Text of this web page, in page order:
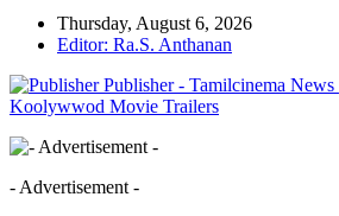
Thursday, August 6, 2026
Editor: Ra.S. Anthanan
Publisher - Tamilcinema
Koolywwod Movie Trailers
- Advertisement -